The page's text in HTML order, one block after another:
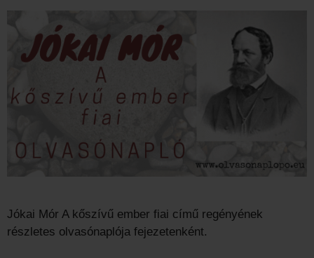
Jókai Mór A kőszívű ember fiai című regényének
részletes olvasónaplója fejezetenként.